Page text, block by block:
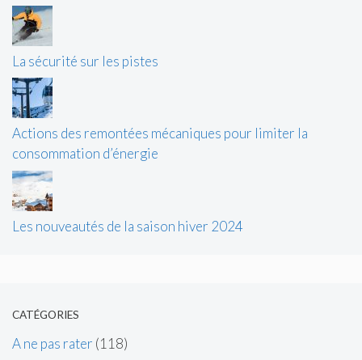
La sécurité sur les pistes
Actions des remontées mécaniques pour limiter la
consommation d’énergie
Les nouveautés de la saison hiver 2024
CATÉGORIES
A ne pas rater (118)